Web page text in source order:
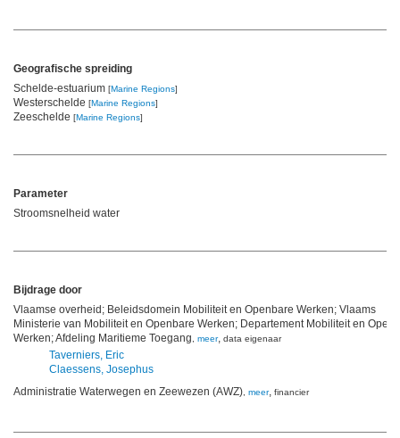
Geografische spreiding
Schelde-estuarium [Marine Regions]
Westerschelde [Marine Regions]
Zeeschelde [Marine Regions]
Parameter
Stroomsnelheid water
Bijdrage door
Vlaamse overheid; Beleidsdomein Mobiliteit en Openbare Werken; Vlaams
Ministerie van Mobiliteit en Openbare Werken; Departement Mobiliteit en
Werken; Afdeling Maritieme Toegang, meer, data eigenaar
Taverniers, Eric
Claessens, Josephus
Administratie Waterwegen en Zeewezen (AWZ), meer, financier